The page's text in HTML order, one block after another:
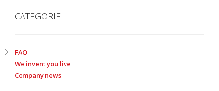
CATEGORIE
FAQ
We invent you live
Company news